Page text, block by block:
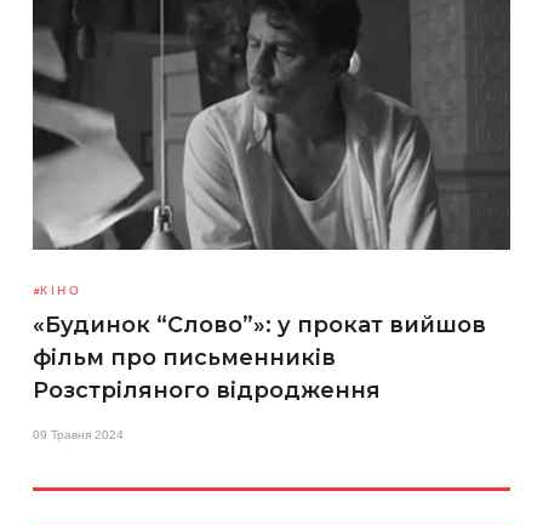
КІНО
«Будинок “Слово”»: у прокат вийшов
фільм про письменників
Розстріляного відродження
09 Травня 2024